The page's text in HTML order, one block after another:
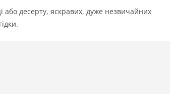
або десерту, яскравих, дуже незвичайних